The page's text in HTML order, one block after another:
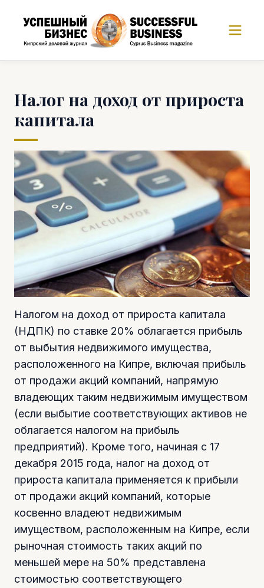
Налог на доход от прироста
капитала
Налогом на доход от прироста капитала
(НДПК) по ставке 20% облагается прибыль
от выбытия недвижимого имущества,
расположенного на Кипре, включая прибыль
от продажи акций компаний, напрямую
владеющих таким недвижимым имуществом
(если выбытие соответствующих активов не
облагается налогом на прибыль
предприятий). Кроме того, начиная с 17
декабря 2015 года, налог на доход от
прироста капитала применяется к прибыли
от продажи акций компаний, которые
косвенно владеют недвижимым
имуществом, расположенным на Кипре, если
рыночная стоимость таких акций по
меньшей мере на 50% представлена
стоимостью соответствующего